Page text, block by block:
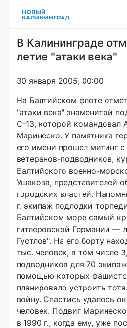
В Калининграде
летие "атаки века"
30 января 2005, 00:00
На Балтийском флоте
"атаки века" знаменитой
С-13, которой командовал
Маринеско. У памятника
его имени прошел митинг с
ветеранов-подводников,
Балтийского военно-
Ушакова, представителей
городских властей.
г. экипаж подлодки
Балтийском море самый
гитлеровской Германии —
Густлов". На его борту
тыс. человек, в том числе
подводников для 70
помощью которых
планировало устроить
войну. Спастись удалось
человек. Подвиг
в 1990 г., когда ему, уже